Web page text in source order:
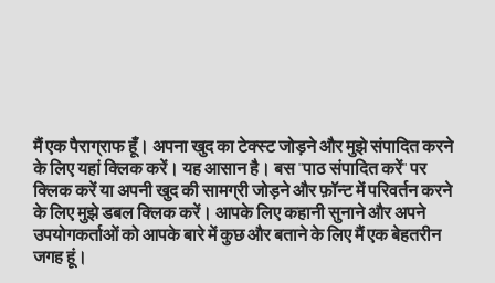
मैं एक पैराग्राफ हूँ। अपना खुद का टेक्स्ट जोड़ने और मुझे संपादित करने
के लिए यहां क्लिक करें। यह आसान है। बस "पाठ संपादित करें" पर
क्लिक करें या अपनी खुद की सामग्री जोड़ने और फ़ॉन्ट में परिवर्तन करने
के लिए मुझे डबल क्लिक करें। आपके लिए कहानी सुनाने और अपने
उपयोगकर्ताओं को आपके बारे में कुछ और बताने के लिए मैं एक बेहतरीन
जगह हूं।